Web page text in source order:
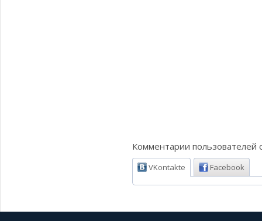
Комментарии пользователей
VKontakte Facebook